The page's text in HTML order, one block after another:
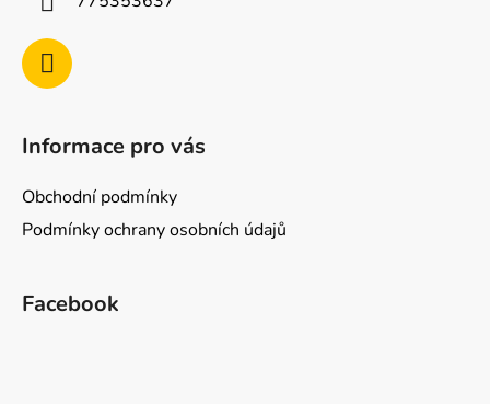
Informace pro vás
Obchodní podmínky
Podmínky ochrany osobních údajů
Facebook